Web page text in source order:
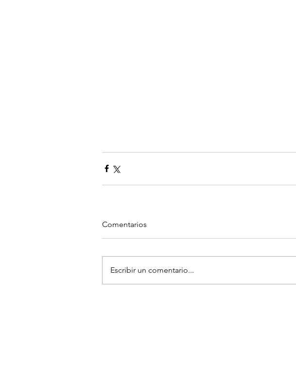
Comentarios
Escribir un comentario...